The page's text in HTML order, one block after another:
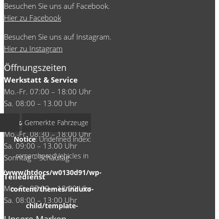
Besuchen Sie uns auf Facebook.
Hier zu Facebook
Besuchen Sie uns auf Instagram.
Hier zu Instagram
Öffnungszeiten
Werkstatt & Service
Mo.-Fr. 07:00 – 18:00 Uhr
Sa. 08:00 – 13.00 Uhr
Verkauf
Mo.-Fr. 08:30 – 18:00 Uhr
Sa. 09:00 – 13.00 Uhr
Sonntag – Schautag
Teiledienst
Mo.-Fr. 07:00 – 18:00 Uhr
Sa. 08:00 – 13:00 Uhr
Notice: Undefined index:
rememberedVehicles in
/www/htdocs/w0130d91/wp-
content/themes/induxo-
child/template-
Gemerkte Fahrzeuge